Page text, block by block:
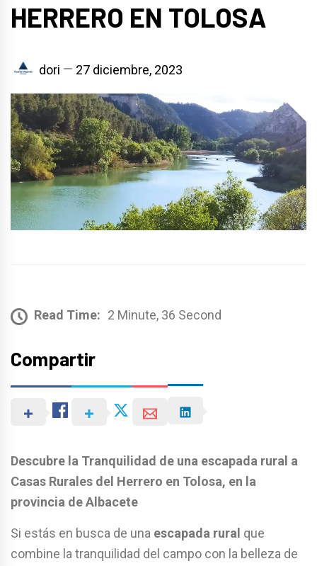
HERRERO EN TOLOSA
dori 27 diciembre, 2023
Read Time: 2 Minute, 36 Second
Compartir
Descubre la Tranquilidad de una escapada rural a
Casas Rurales del Herrero en Tolosa, en la
provincia de Albacete
Si estás en busca de una escapada rural que
combine la tranquilidad del campo con la belleza de